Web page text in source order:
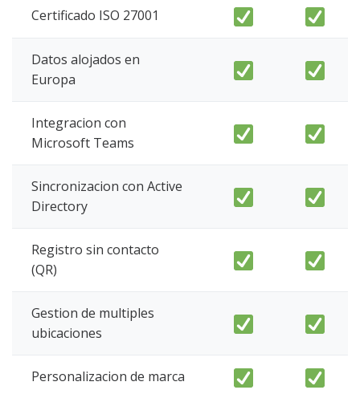
Certificado ISO 27001
Datos alojados en
Europa
Integracion con
Microsoft Teams
Sincronizacion con Active
Directory
Registro sin contacto
(QR)
Gestion de multiples
ubicaciones
Personalizacion de marca